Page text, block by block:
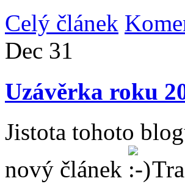
Celý článek
Dec 31
Uzávěrka roku
Jistota tohoto
nový článek